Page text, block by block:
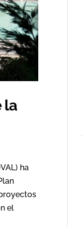
la
ha
el